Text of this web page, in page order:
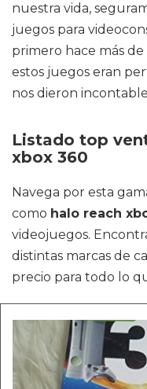
nuestra vida,
juegos para
primero hace más de
estos juegos eran
nos dieron
Listado top
xbox 360
Navega por esta
como halo reach
videojuegos.
distintas marcas de
precio para todo lo